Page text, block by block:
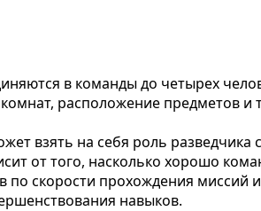
в команды до четырех
расположение предметов
взять на себя роль
от того, насколько хорошо
скорости прохождения миссий
навыков.